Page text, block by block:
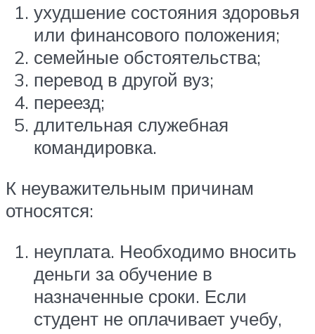
ухудшение состояния здоровья
или финансового положения;
семейные обстоятельства;
перевод в другой вуз;
переезд;
длительная служебная
командировка.
К неуважительным причинам
относятся:
неуплата. Необходимо вносить
деньги за обучение в
назначенные сроки. Если
студент не оплачивает учебу,